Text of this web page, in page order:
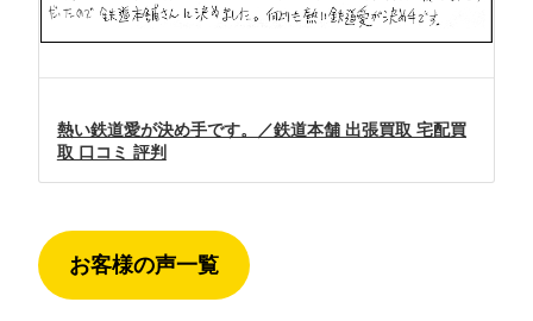
熱い鉄道愛が決め手です。／鉄道本舗 出張買取 宅配買
取 口コミ 評判
お客様の声一覧